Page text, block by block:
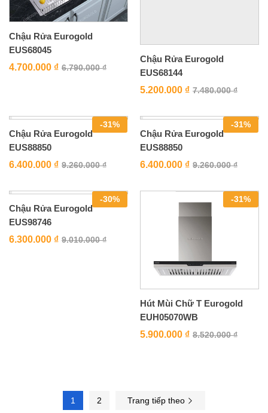
Chậu Rửa Eurogold
EUS68045
4.700.000 ₫ 6.790.000₫
Chậu Rửa Eurogold
EUS68144
5.200.000 ₫ 7.480.000₫
-31%
Chậu Rửa Eurogold
EUS88850
6.400.000 ₫ 9.260.000₫
-31%
Chậu Rửa Eurogold
EUS88850
6.400.000 ₫ 9.260.000₫
-30%
Chậu Rửa Eurogold
EUS98746
6.300.000 ₫ 9.010.000₫
-31%
Hút Mùi Chữ T Eurogold
EUH05070WB
5.900.000 ₫ 8.520.000₫
1 2 Trang tiếp theo